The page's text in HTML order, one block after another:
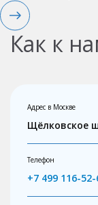
Как к
Адрес в Москве
Щёлковское
Телефон
+7 499 116-52-